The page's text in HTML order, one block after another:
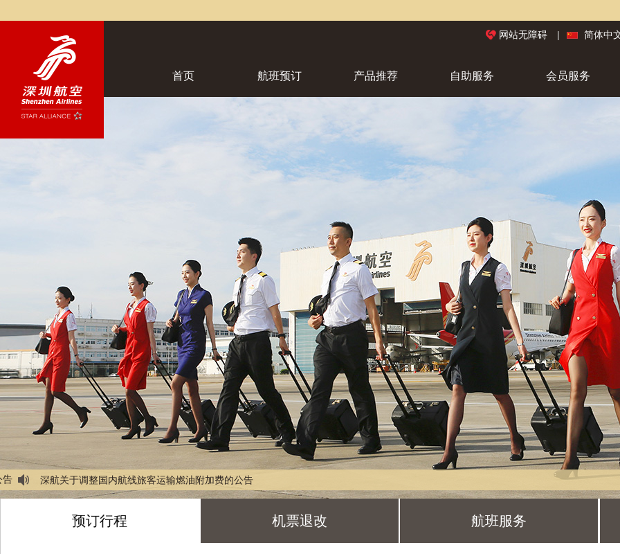
网站无障碍 | 简体中
首页 航班预订 产品推荐 自助服务 会员服务
告
深航关于调整国内航线旅客运输燃油附加费的公告
关于深航在三亚机场进出港航班调整至T3航站楼的通知
2026年7月29日关于深圳航空官方平台升级维护通知
深圳航空关于“乘机泊车”产品下线的公告
预订行程 机票退改 航班服务